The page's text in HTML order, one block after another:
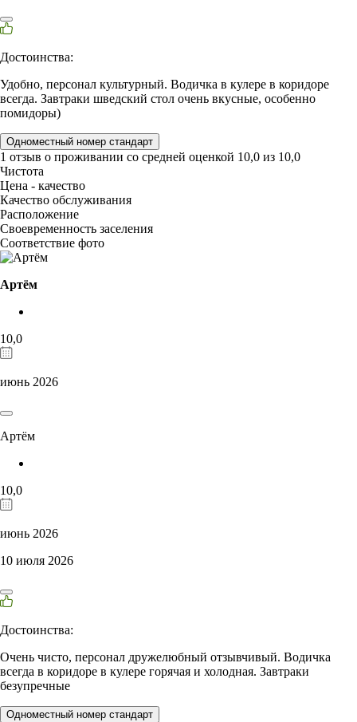
Достоинства:
Удобно, персонал культурный. Водичка в кулере в коридоре
всегда. Завтраки шведский стол очень вкусные, особенно
помидоры)
Одноместный номер стандарт
1 отзыв о проживании со средней оценкой 10,0 из 10,0
Чистота
Цена - качество
Качество обслуживания
Расположение
Своевременность заселения
Соответствие фото
Артём
10,0
июнь 2026
Артём
10,0
июнь 2026
10 июля 2026
Достоинства:
Очень чисто, персонал дружелюбный отзывчивый. Водичка
всегда в коридоре в кулере горячая и холодная. Завтраки
безупречные
Одноместный номер стандарт